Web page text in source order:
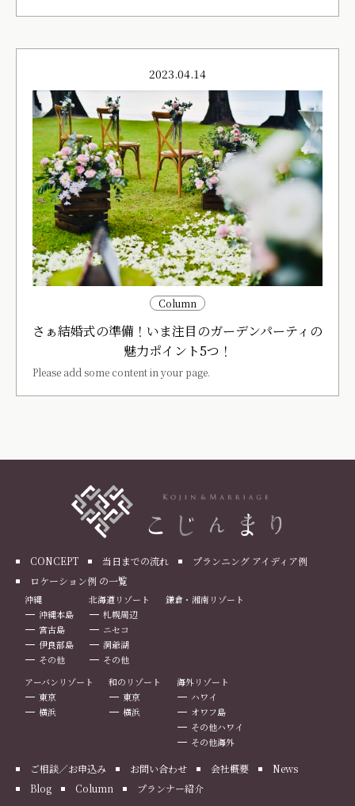
2023.04.14
Column
さぁ結婚式の準備！いま注目のガーデンパーティの
魅力ポイント5つ！
Please add some content in your page.
CONCEPT 当日までの流れ
プランニング アイディア例
ロケーション例 の一覧
沖縄
沖縄本島
宮古島
伊良部島
その他
北海道リゾート
札幌周辺
ニセコ
洞爺湖
その他
鎌倉・湘南リゾート
アーバンリゾート
東京
横浜
和のリゾート
東京
横浜
海外リゾート
ハワイ
オワフ島
その他ハワイ
その他海外
ご相談／お申込み お問い合わせ 会社概要
News
Blog
Column プランナー紹介